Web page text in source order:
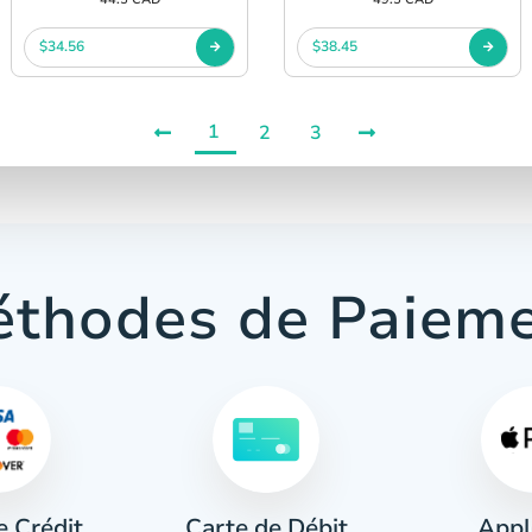
$34.56 $38.45
1 2 3
de